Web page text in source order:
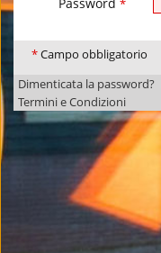
*
*Campo obbligatorio
Dimenticata la password?
Termini e Condizioni